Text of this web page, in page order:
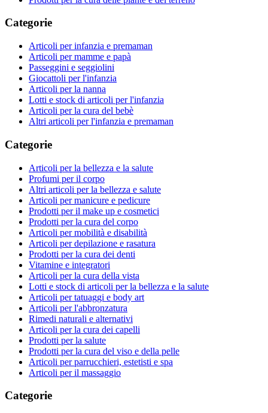
Categorie
Articoli per infanzia e premaman
Articoli per mamme e papà
Passeggini e seggiolini
Giocattoli per l'infanzia
Articoli per la nanna
Lotti e stock di articoli per l'infanzia
Articoli per la cura del bebè
Altri articoli per l'infanzia e premaman
Categorie
Articoli per la bellezza e la salute
Profumi per il corpo
Altri articoli per la bellezza e salute
Articoli per manicure e pedicure
Prodotti per il make up e cosmetici
Prodotti per la cura del corpo
Articoli per mobilità e disabilità
Articoli per depilazione e rasatura
Prodotti per la cura dei denti
Vitamine e integratori
Articoli per la cura della vista
Lotti e stock di articoli per la bellezza e la salute
Articoli per tatuaggi e body art
Articoli per l'abbronzatura
Rimedi naturali e alternativi
Articoli per la cura dei capelli
Prodotti per la salute
Prodotti per la cura del viso e della pelle
Articoli per parrucchieri, estetisti e spa
Articoli per il massaggio
Categorie